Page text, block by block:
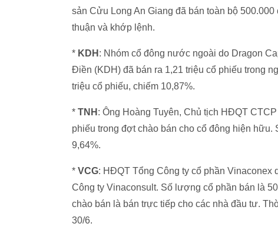
sản Cửu Long An Giang đã bán toàn bộ
thuận và khớp lệnh.
* KDH : Nhóm cổ đông nước ngoài do Dragon
Điền (KDH) đã bán ra 1,21 triệu cổ phiếu trong
triệu cổ phiếu, chiếm 10,87%.
* TNH : Ông Hoàng Tuyên, Chủ tịch HĐQT
phiếu trong đợt chào bán cho cổ đông hiện
9,64%.
* VCG: HĐQT Tổng Công ty cổ phần
Công ty Vinaconsult. Số lượng cổ phần bán là
chào bán là bán trực tiếp cho các nhà đầu tư.
30/6.